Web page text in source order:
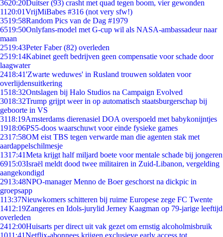
3620:20Duitser (93) crasht met quad tegen boom, vier gewonden
11 20:01VrijMiBabes #316 (not very sfw!)
3519:58Random Pics van de Dag #1979
6519:50Onlyfans-model met G-cup wil als NASA-ambassadeur naar
maan
2519:43Peter Faber (82) overleden
2519:14Kabinet geeft bedrijven geen compensatie voor schade door
laagwater
2418:41'Zwarte weduwes' in Rusland trouwen soldaten voor
overlijdensuitkering
1518:32Ontslagen bij Halo Studios na Campaign Evolved
3018:32Trump grijpt weer in op automatisch staatsburgerschap bij
geboorte in VS
3118:19Amsterdams dierenasiel DOA overspoeld met babykonijntjes
1918:06PS5-doos waarschuwt voor einde fysieke games
2317:58OM eist TBS tegen verwarde man die agenten stak met
aardappelschilmesje
1317:41Meta krijgt half miljard boete voor mentale schade bij jongeren
6915:03Israël meldt dood twee militairen in Zuid-Libanon, vergelding
aangekondigd
2913:48NPO-manager Menno de Boer geschorst na dickpic in
groepsapp
113:37Nieuwkomers schitteren bij ruime Europese zege FC Twente
1412:19Zangeres en Idols-jurylid Jerney Kaagman op 79-jarige leeftijd
overleden
2412:00Huisarts per direct uit vak gezet om ernstig alcoholmisbruik
1011:41Netflix-abonnees krijgen exclusieve early access tot